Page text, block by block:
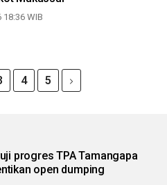
18:36 WIB
4 5
progres TPA Tamangapa
hentikan open dumping